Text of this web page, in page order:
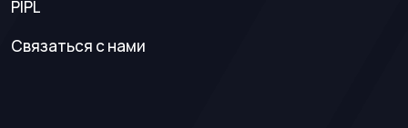
PIPL
Связаться с нами